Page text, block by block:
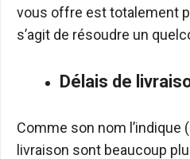
vous offre est totalement
s’agit de résoudre un
Délais de
Comme son nom l’indique
livraison sont beaucoup